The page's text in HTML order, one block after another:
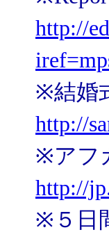
http://
※結婚
http://
※アフ
http://
※５日